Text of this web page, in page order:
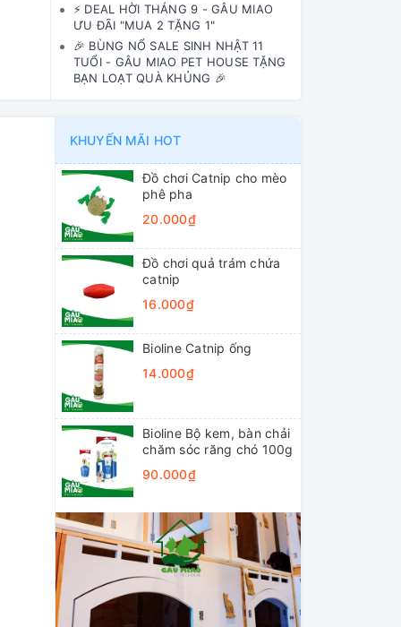
⚡️ DEAL HỜI THÁNG 9 - GÂU MIAO
ƯU ĐÃI "MUA 2 TẶNG 1"
🎉 BÙNG NỔ SALE SINH NHẬT 11
TUỔI - GÂU MIAO PET HOUSE TẶNG
BẠN LOẠT QUÀ KHỦNG 🎉
KHUYẾN MÃI HOT
Đồ chơi Catnip cho mèo
phê pha
20.000₫
Đồ chơi quả trám chứa
catnip
16.000₫
Bioline Catnip ống
14.000₫
Bioline Bộ kem, bàn chải
chăm sóc răng chó 100g
90.000₫